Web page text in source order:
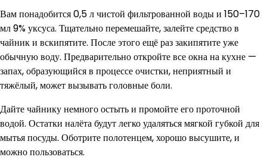
Вам понадобится 0,5 л чистой фильтрованной воды и 150–170
мл 9% уксуса. Тщательно перемешайте, залейте средство в
чайник и вскипятите. После этого ещё раз закипятите уже
обычную воду. Предварительно откройте все окна на кухне —
запах, образующийся в процессе очистки, неприятный и
тяжёлый, может вызывать головные боли.
Дайте чайнику немного остыть и промойте его проточной
водой. Остатки налёта будут легко удаляться мягкой губкой для
мытья посуды. Оботрите полотенцем, хорошо высушите, и
можно пользоваться.